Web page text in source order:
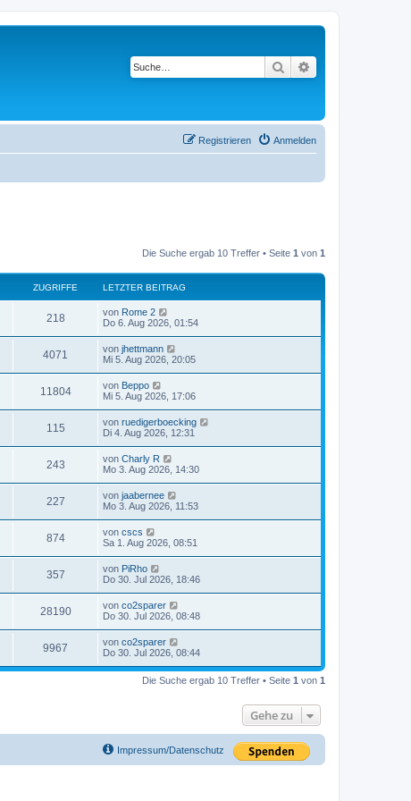
Suche
Anmelden
Registrieren
Die Suche ergab 10 Treffer • Seite 1 von 1
ZUGRIFFE LETZTER BEITRAG
218 von Rome 2
Do 6. Aug 2026, 01:54
4071 von jhettmann
Mi 5. Aug 2026, 20:05
11804 von Beppo
Mi 5. Aug 2026, 17:06
115 von ruedigerboecking
Di 4. Aug 2026, 12:31
243 von Charly R
Mo 3. Aug 2026, 14:30
227 von jaabernee
Mo 3. Aug 2026, 11:53
874 von cscs
Sa 1. Aug 2026, 08:51
357 von PiRho
Do 30. Jul 2026, 18:46
28190 von co2sparer
Do 30. Jul 2026, 08:48
9967 von co2sparer
Do 30. Jul 2026, 08:44
Die Suche ergab 10 Treffer • Seite 1 von 1
Gehe zu
Impressum/Datenschutz